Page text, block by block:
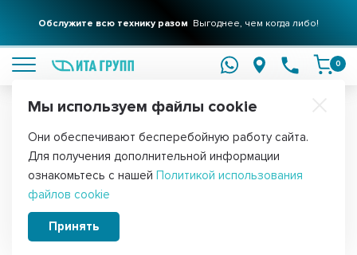
Обслужите всю технику разом Выгоднее, чем когда либо!
0
Главная Запчасти для стиральных машин Ремни для
Приводной ремень барабана
стиральной машины Ariston, Bosch,
Indesit, Siemens, Whirlpool, Megadyne
1192 J4, J167
Мы используем файлы cookie
Они обеспечивают бесперебойную работу сайта.
Для получения дополнительной информации
ознакомьтесь с нашей Политикой использования
файлов cookie
Принять